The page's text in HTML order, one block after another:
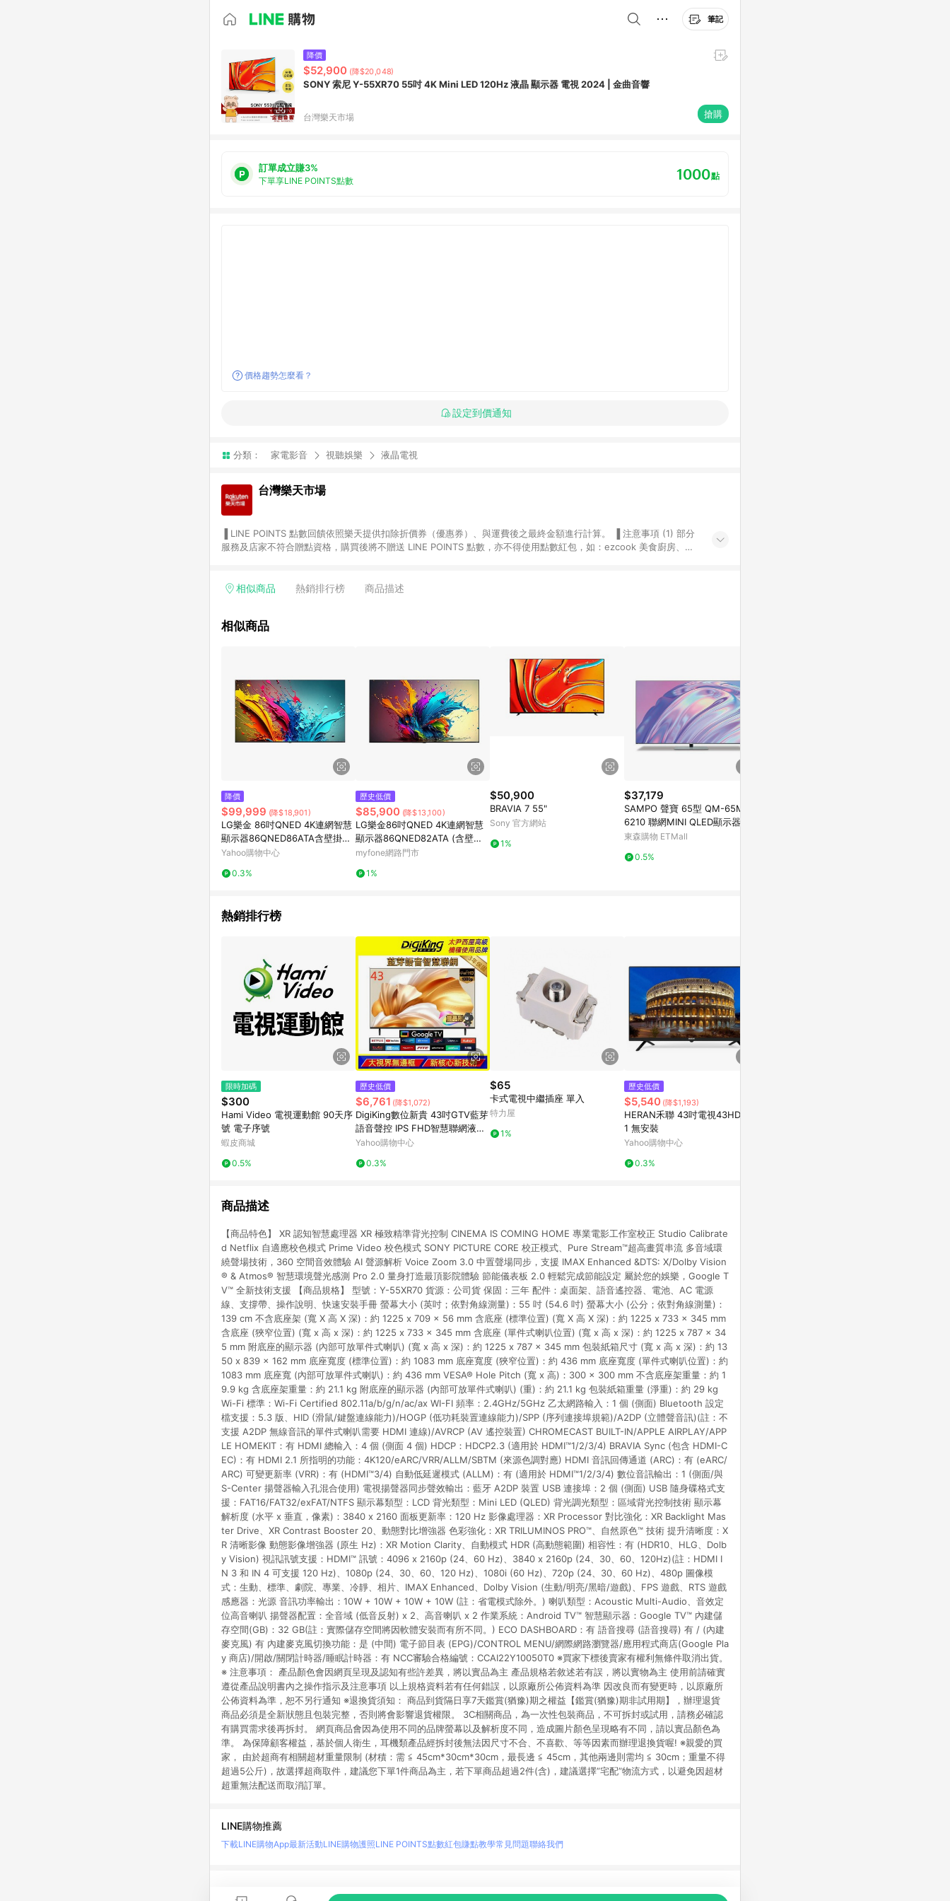
筆記
降價
$52,900 (降$20,048)
SONY 索尼 Y-55XR70 55吋 4K Mini LED 120Hz 液晶 顯示器 電視 2024 | 金曲音響
台灣樂天市場 搶購
訂單成立賺3%
下單享LINE POINTS點數 1000點
價格趨勢怎麼看？
設定到價通知
分類： 家電影音 視聽娛樂 液晶電視
台灣樂天市場
服務及店家不符合贈點資格，購買後將不贈送 LINE POINTS 點數，亦不得使用點數紅包，如：ezcook 美食廚房、樂
享有 LINE POINTS 回饋。 (3) 若購買之訂單（包含預購商品）未符合樂天市場 45 天內完成訂單出貨及結帳，則不符
會有時間差，如顯示之商品規格、顏色、價位、贈品與台灣樂天市場銷售網頁不符，以銷售網頁標示為準。 (6) 導購訂
相似商品 熱銷排行榜 商品描述
相似商品
降價
$99,999 (降$18,901)
LG樂金 86吋QNED 4K連網智慧
顯示器86QNED86ATA含壁掛安
裝+附原廠壁掛架
Yahoo購物中心
0.3%
歷史低價
$85,900 (降$13,100)
LG樂金86吋QNED 4K連網智慧
顯示器86QNED82ATA (含壁掛
安裝+附原廠壁掛架) 智慧家
myfone網路門市
1%
$50,900
BRAVIA 7 55"
Sony 官方網站
1%
$37,179
SAMPO 聲寶 65型 QM-65MIW
6210 聯網MINI QLED顯示器 4K
HDR新轟天雷
東森購物 ETMall
0.5%
熱銷排行榜
限時加碼
$300
Hami Video 電視運動館 90天序
號 電子序號
蝦皮商城
0.5%
歷史低價
$6,761 (降$1,072)
DigiKing數位新貴 43吋GTV藍芽
語音聲控 IPS FHD智慧聯網液晶
顯示器電視 DK-G43FM33
Yahoo購物中心
0.3%
$65
卡式電視中繼插座 單入
特力屋
1%
歷史低價
$5,540 (降$1,193)
HERAN禾聯 43吋電視43HDA-F
1 無安裝
Yahoo購物中心
0.3%
商品描述
【商品特色】 XR 認知智慧處理器 XR 極致精準背光控制 CINEMA IS COMING HOME 專業電影工作室校正 Studio Calibrate
d Netflix 自適應校色模式 Prime Video 校色模式 SONY PICTURE CORE 校正模式、Pure Stream™超高畫質串流 多音域環
繞聲場技術，360 空間音效體驗 AI 聲源解析 Voice Zoom 3.0 中置聲場同步，支援 IMAX Enhanced &DTS: X/Dolby Vision
® & Atmos® 智慧環境聲光感測 Pro 2.0 量身打造最頂影院體驗 節能儀表板 2.0 輕鬆完成節能設定 屬於您的娛樂，Google T
V™ 全新技術支援 【商品規格】 型號：Y-55XR70 貨源：公司貨 保固：三年 配件：桌面架、語音遙控器、電池、AC 電源
線、支撐帶、操作說明、快速安裝手冊 螢幕大小 (英吋；依對角線測量)：55 吋 (54.6 吋) 螢幕大小 (公分；依對角線測量)：
139 cm 不含底座架 (寬 X 高 X 深)：約 1225 x 709 x 56 mm 含底座 (標準位置) (寬 X 高 X 深)：約 1225 x 733 x 345 mm
含底座 (狹窄位置) (寬 x 高 x 深)：約 1225 x 733 x 345 mm 含底座 (單件式喇叭位置) (寬 x 高 x 深)：約 1225 x 787 x 34
5 mm 附底座的顯示器 (內部可放單件式喇叭) (寬 x 高 x 深)：約 1225 x 787 x 345 mm 包裝紙箱尺寸 (寬 x 高 x 深)：約 13
50 x 839 x 162 mm 底座寬度 (標準位置)：約 1083 mm 底座寬度 (狹窄位置)：約 436 mm 底座寬度 (單件式喇叭位置)：約
1083 mm 底座寬 (內部可放單件式喇叭)：約 436 mm VESA® Hole Pitch (寬 x 高)：300 x 300 mm 不含底座架重量：約 1
9.9 kg 含底座架重量：約 21.1 kg 附底座的顯示器 (內部可放單件式喇叭) (重)：約 21.1 kg 包裝紙箱重量 (淨重)：約 29 kg
Wi-Fi 標準：Wi-Fi Certified 802.11a/b/g/n/ac/ax WI-FI 頻率：2.4GHz/5GHz 乙太網路輸入：1 個 (側面) Bluetooth 設定
檔支援：5.3 版、HID (滑鼠/鍵盤連線能力)/HOGP (低功耗裝置連線能力)/SPP (序列連接埠規範)/A2DP (立體聲音訊)(註：不
支援 A2DP 無線音訊的單件式喇叭需要 HDMI 連線)/AVRCP (AV 遙控裝置) CHROMECAST BUILT-IN/APPLE AIRPLAY/APP
LE HOMEKIT：有 HDMI 總輸入：4 個 (側面 4 個) HDCP：HDCP2.3 (適用於 HDMI™1/2/3/4) BRAVIA Sync (包含 HDMI-C
EC)：有 HDMI 2.1 所指明的功能：4K120/eARC/VRR/ALLM/SBTM (來源色調對應) HDMI 音訊回傳通道 (ARC)：有 (eARC/
ARC) 可變更新率 (VRR)：有 (HDMI™3/4) 自動低延遲模式 (ALLM)：有 (適用於 HDMI™1/2/3/4) 數位音訊輸出：1 (側面/與
S-Center 揚聲器輸入孔混合使用) 電視揚聲器同步聲效輸出：藍牙 A2DP 裝置 USB 連接埠：2 個 (側面) USB 隨身碟格式支
援：FAT16/FAT32/exFAT/NTFS 顯示幕類型：LCD 背光類型：Mini LED (QLED) 背光調光類型：區域背光控制技術 顯示幕
解析度 (水平 x 垂直，像素)：3840 x 2160 面板更新率：120 Hz 影像處理器：XR Processor 對比強化：XR Backlight Mas
ter Drive、XR Contrast Booster 20、動態對比增強器 色彩強化：XR TRILUMINOS PRO™、自然原色™ 技術 提升清晰度：X
R 清晰影像 動態影像增強器 (原生 Hz)：XR Motion Clarity、自動模式 HDR (高動態範圍) 相容性：有 (HDR10、HLG、Dolb
y Vision) 視訊訊號支援：HDMI™ 訊號：4096 x 2160p (24、60 Hz)、3840 x 2160p (24、30、60、120Hz)(註：HDMI I
N 3 和 IN 4 可支援 120 Hz)、1080p (24、30、60、120 Hz)、1080i (60 Hz)、720p (24、30、60 Hz)、480p 圖像模
式：生動、標準、劇院、專業、冷靜、相片、IMAX Enhanced、Dolby Vision (生動/明亮/黑暗/遊戲)、FPS 遊戲、RTS 遊戲
感應器：光源 音訊功率輸出：10W + 10W + 10W + 10W (註：省電模式除外。) 喇叭類型：Acoustic Multi-Audio、音效定
位高音喇叭 揚聲器配置：全音域 (低音反射) x 2、高音喇叭 x 2 作業系統：Android TV™ 智慧顯示器：Google TV™ 內建儲
存空間(GB)：32 GB(註：實際儲存空間將因軟體安裝而有所不同。) ECO DASHBOARD：有 語音搜尋 (語音搜尋) 有 / (內建
麥克風) 有 內建麥克風切換功能：是 (中間) 電子節目表 (EPG)/CONTROL MENU/網際網路瀏覽器/應用程式商店(Google Pla
y 商店)/開啟/關閉計時器/睡眠計時器：有 NCC審驗合格編號：CCAI22Y10050T0 ※買家下標後賣家有權利無條件取消出貨。
※ 注意事項： 產品顏色會因網頁呈現及認知有些許差異，將以實品為主 產品規格若敘述若有誤，將以實物為主 使用前請確實
遵從產品說明書內之操作指示及注意事項 以上規格資料若有任何錯誤，以原廠所公佈資料為準 因改良而有變更時，以原廠所
公佈資料為準，恕不另行通知 ※退換貨須知： 商品到貨隔日享7天鑑賞(猶豫)期之權益【鑑賞(猶豫)期非試用期】，辦理退貨
商品必須是全新狀態且包裝完整，否則將會影響退貨權限。 3C相關商品，為一次性包裝商品，不可拆封或試用，請務必確認
有購買需求後再拆封。 網頁商品會因為使用不同的品牌螢幕以及解析度不同，造成圖片顏色呈現略有不同，請以實品顏色為
準。 為保障顧客權益，基於個人衛生，耳機類產品經拆封後無法因尺寸不合、不喜歡、等等因素而辦理退換貨喔! ※親愛的買
家， 由於超商有相關超材重量限制 (材積：需 ≦ 45cm*30cm*30cm，最長邊 ≦ 45cm，其他兩邊則需均 ≦ 30cm；重量不得
超過5公斤)，故選擇超商取件，建議您下單1件商品為主，若下單商品超過2件(含)，建議選擇”宅配”物流方式，以避免因超材
超重無法配送而取消訂單。
LINE購物推薦
下載LINE購物App最新活動LINE購物護照LINE POINTS點數紅包賺點教學常見問題聯絡我們
LINE 購物是匯集購物情報與商品資訊的整合性平台，並依購物情報中的趨勢與風格做合作網路商家的延伸商品推薦，商品資料更新會有